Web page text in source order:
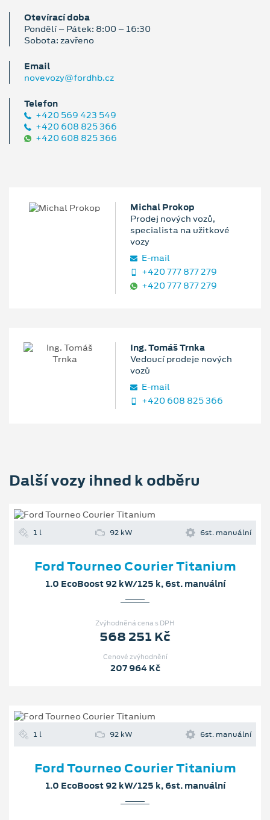
Otevírací doba
Pondělí – Pátek: 8:00 – 16:30
Sobota: zavřeno
Email
novevozy@fordhb.cz
Telefon
+420 569 423 549
+420 608 825 366
+420 608 825 366
Michal Prokop
Prodej nových vozů,
specialista na užitkové
vozy
E‑mail
+420 777 877 279
+420 777 877 279
Ing. Tomáš Trnka
Vedoucí prodeje nových
vozů
E‑mail
+420 608 825 366
Další vozy ihned k odběru
1 l 92 kW 6st. manuální
Ford Tourneo Courier Titanium
1.0 EcoBoost 92 kW/125 k, 6st. manuální
Zvýhodněná cena s DPH
568 251 Kč
Cenové zvýhodnění
207 964 Kč
1 l 92 kW 6st. manuální
Ford Tourneo Courier Titanium
1.0 EcoBoost 92 kW/125 k, 6st. manuální